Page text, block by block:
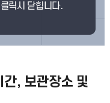
, 보관장소 및